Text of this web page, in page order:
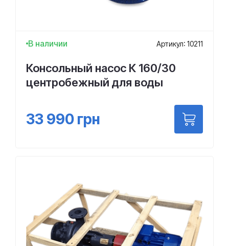
В наличии Артикул: 10211
Консольный насос К 160/30
центробежный для воды
33 990 грн